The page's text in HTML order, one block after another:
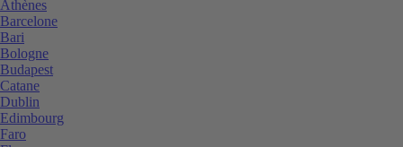
Athènes
Barcelone
Bari
Bologne
Budapest
Catane
Dublin
Edimbourg
Faro